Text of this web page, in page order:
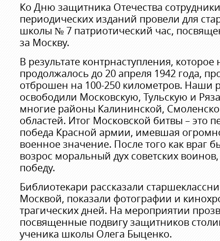
Ко Дню защитника Отечества
периодических изданий провели для
школы № 7 патриотический час,
за Москву.
В результате контрнаступления,
продолжалось до 20 апреля 1942 года,
отброшен на 100-250 километров. Наши
освободили Московскую, Тульскую и
многие районы Калининской,
областей. Итог Московской битвы – это
победа Красной армии, имевшая
военное значение. После того как враг
возрос моральный дух советских
победу.
Библиотекари рассказали
Москвой, показали фотографии и
трагических дней. На мероприятии
посвященные подвигу защитников
ученика школы Олега Быценко.